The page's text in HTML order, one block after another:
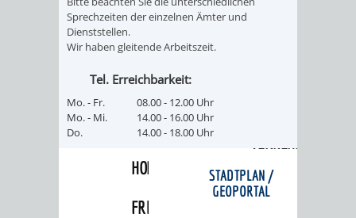
FRIEDHÖFE
WEINHEIM
FRIEDHÖFE
HOHENSACHSEN
FRIEDHOF
LÜTZELSACHSEN
FRIEDHOF
FRIEDHOF
KIRCHEN
THEATER
MUSEUM
VERANSTALTUNGEN
KINDER
APP
EASYPARKEN
STADTPLAN /
GEOPORTAL
Sprechzeiten der einzelnen Ämter und
Dienststellen.
Wir haben gleitende Arbeitszeit.
Tel. Erreichbarkeit:
Mo. - Fr.
08.00 - 12.00 Uhr
Mo. - Mi.
14.00 - 16.00 Uhr
Do.
14.00 - 18.00 Uhr